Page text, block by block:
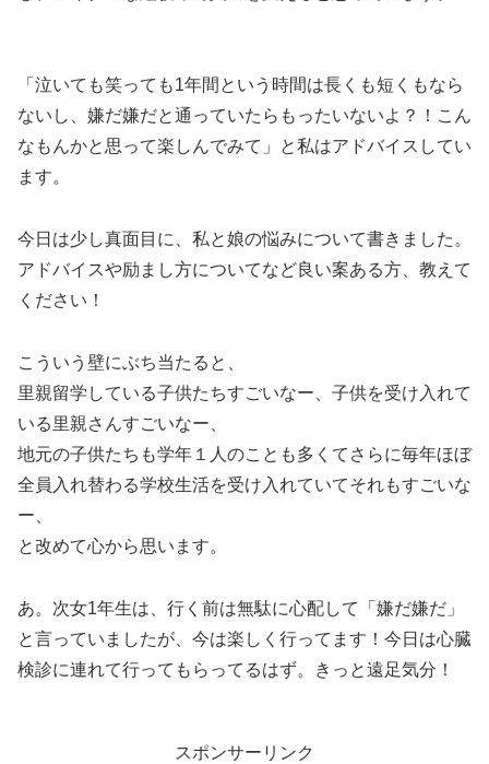
「泣いても笑っても1年間という時間は長くも短くもなら
ないし、嫌だ嫌だと通っていたらもったいないよ？！こん
なもんかと思って楽しんでみて」と私はアドバイスしてい
ます。
今日は少し真面目に、私と娘の悩みについて書きました。
アドバイスや励まし方についてなど良い案ある方、教えて
ください！
こういう壁にぶち当たると、
里親留学している子供たちすごいなー、子供を受け入れて
いる里親さんすごいなー、
地元の子供たちも学年１人のことも多くてさらに毎年ほぼ
全員入れ替わる学校生活を受け入れていてそれもすごいな
ー、
と改めて心から思います。
あ。次女1年生は、行く前は無駄に心配して「嫌だ嫌だ」
と言っていましたが、今は楽しく行ってます！今日は心臓
検診に連れて行ってもらってるはず。きっと遠足気分！
スポンサーリンク